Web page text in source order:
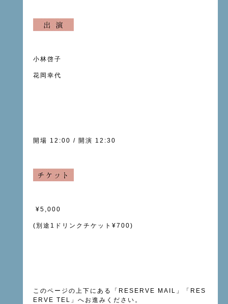
小林啓子
花岡幸代
開場 12:00 / 開演 12:30
¥5,000
(別途1ドリンクチケット¥700)
このページの上下にある「 RESERVE MAIL 」「RES
ERVE TEL」へお進みください。